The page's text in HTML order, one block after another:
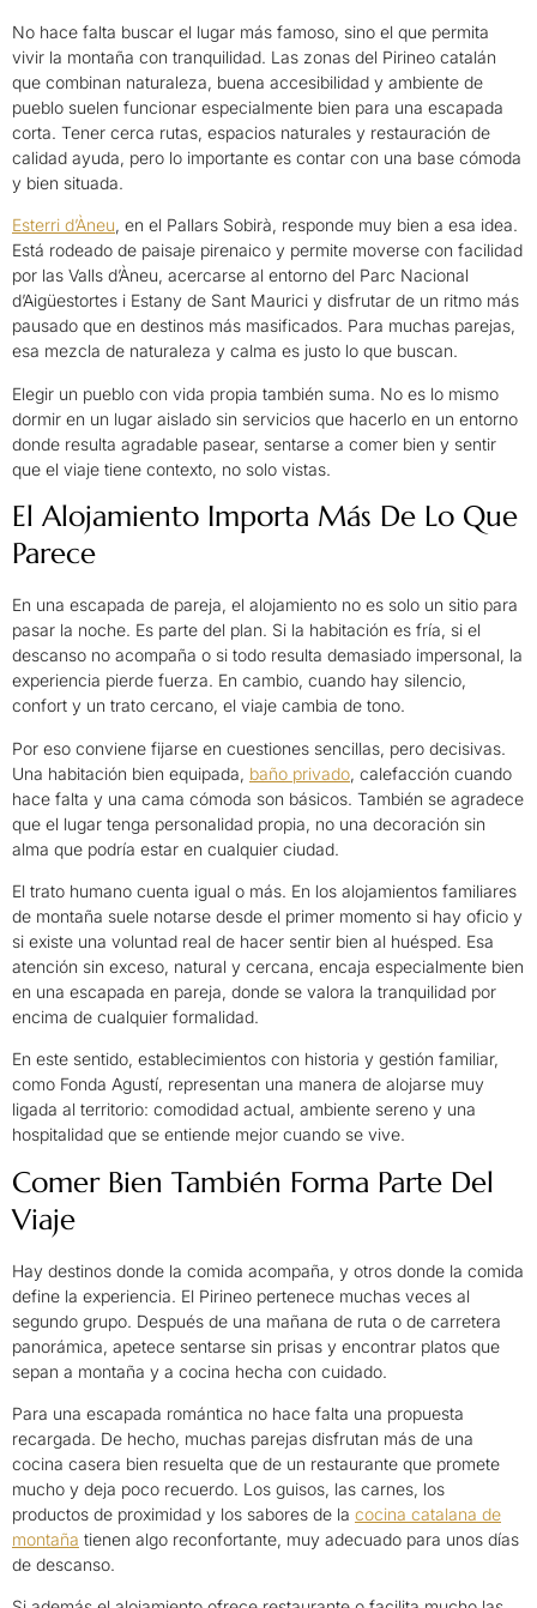
No hace falta buscar el lugar más famoso, sino el que permita
vivir la montaña con tranquilidad. Las zonas del Pirineo catalán
que combinan naturaleza, buena accesibilidad y ambiente de
pueblo suelen funcionar especialmente bien para una escapada
corta. Tener cerca rutas, espacios naturales y restauración de
calidad ayuda, pero lo importante es contar con una base cómoda
y bien situada.
Esterri d’Àneu, en el Pallars Sobirà, responde muy bien a esa idea.
Está rodeado de paisaje pirenaico y permite moverse con facilidad
por las Valls d’Àneu, acercarse al entorno del Parc Nacional
d’Aigüestortes i Estany de Sant Maurici y disfrutar de un ritmo más
pausado que en destinos más masificados. Para muchas parejas,
esa mezcla de naturaleza y calma es justo lo que buscan.
Elegir un pueblo con vida propia también suma. No es lo mismo
dormir en un lugar aislado sin servicios que hacerlo en un entorno
donde resulta agradable pasear, sentarse a comer bien y sentir
que el viaje tiene contexto, no solo vistas.
El Alojamiento Importa Más De Lo Que
Parece
En una escapada de pareja, el alojamiento no es solo un sitio para
pasar la noche. Es parte del plan. Si la habitación es fría, si el
descanso no acompaña o si todo resulta demasiado impersonal, la
experiencia pierde fuerza. En cambio, cuando hay silencio,
confort y un trato cercano, el viaje cambia de tono.
Por eso conviene fijarse en cuestiones sencillas, pero decisivas.
Una habitación bien equipada, baño privado, calefacción cuando
hace falta y una cama cómoda son básicos. También se agradece
que el lugar tenga personalidad propia, no una decoración sin
alma que podría estar en cualquier ciudad.
El trato humano cuenta igual o más. En los alojamientos familiares
de montaña suele notarse desde el primer momento si hay oficio y
si existe una voluntad real de hacer sentir bien al huésped. Esa
atención sin exceso, natural y cercana, encaja especialmente bien
en una escapada en pareja, donde se valora la tranquilidad por
encima de cualquier formalidad.
En este sentido, establecimientos con historia y gestión familiar,
como Fonda Agustí, representan una manera de alojarse muy
ligada al territorio: comodidad actual, ambiente sereno y una
hospitalidad que se entiende mejor cuando se vive.
Comer Bien También Forma Parte Del
Viaje
Hay destinos donde la comida acompaña, y otros donde la comida
define la experiencia. El Pirineo pertenece muchas veces al
segundo grupo. Después de una mañana de ruta o de carretera
panorámica, apetece sentarse sin prisas y encontrar platos que
sepan a montaña y a cocina hecha con cuidado.
Para una escapada romántica no hace falta una propuesta
recargada. De hecho, muchas parejas disfrutan más de una
cocina casera bien resuelta que de un restaurante que promete
mucho y deja poco recuerdo. Los guisos, las carnes, los
productos de proximidad y los sabores de la cocina catalana de
montaña tienen algo reconfortante, muy adecuado para unos días
de descanso.